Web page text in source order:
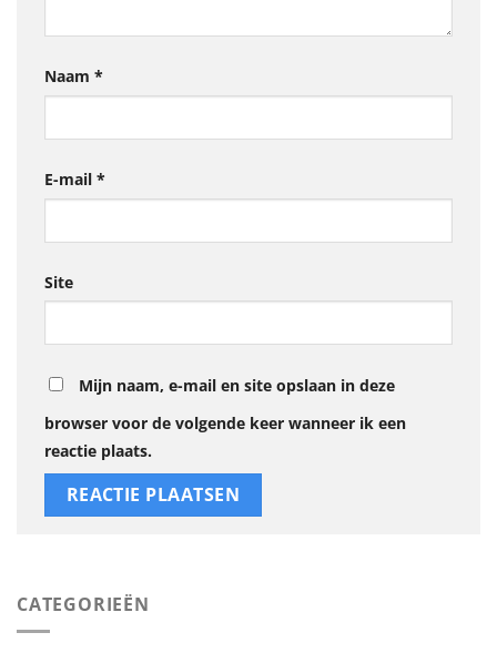
Naam *
E-mail *
Site
Mijn naam, e-mail en site opslaan in deze
browser voor de volgende keer wanneer ik een
reactie plaats.
CATEGORIEËN